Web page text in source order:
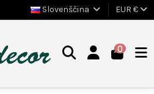
Slovenščina EUR €
0